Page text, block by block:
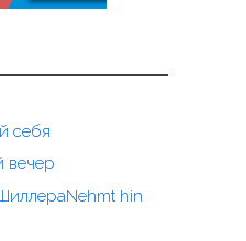
себя
вечер
hin